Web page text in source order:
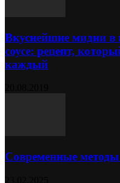
Вкуснейшие мидии в
соусе: рецепт,
каждый
Современные